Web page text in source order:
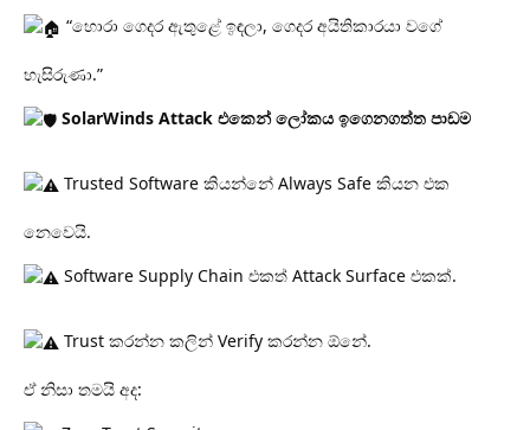
“හොරා ගෙදර ඇතුළේ ඉඳලා, ගෙදර අයිතිකාරයා වගේ
හැසිරුණා.”
SolarWinds Attack එකෙන් ලෝකය ඉගෙනගත්ත පාඩම
Trusted Software කියන්නේ Always Safe කියන එක
නෙවෙයි.
Software Supply Chain එකත් Attack Surface එකක්.
Trust කරන්න කලින් Verify කරන්න ඕනේ.
ඒ නිසා තමයි අද: